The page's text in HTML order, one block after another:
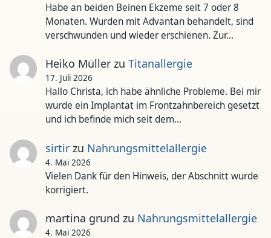
Habe an beiden Beinen Ekzeme seit 7 oder 8
Monaten. Wurden mit Advantan behandelt, sind
verschwunden und wieder erschienen. Zur…
Heiko Müllerzu Titanallergie
17. Juli 2026
Hallo Christa, ich habe ähnliche Probleme. Bei mir
wurde ein Implantat im Frontzahnbereich gesetzt
und ich befinde mich seit dem…
sirtirzu Nahrungsmittelallergie
4. Mai 2026
Vielen Dank für den Hinweis, der Abschnitt wurde
korrigiert.
martina grund zu Nahrungsmittelallergie
4. Mai 2026